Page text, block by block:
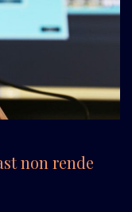
non rende